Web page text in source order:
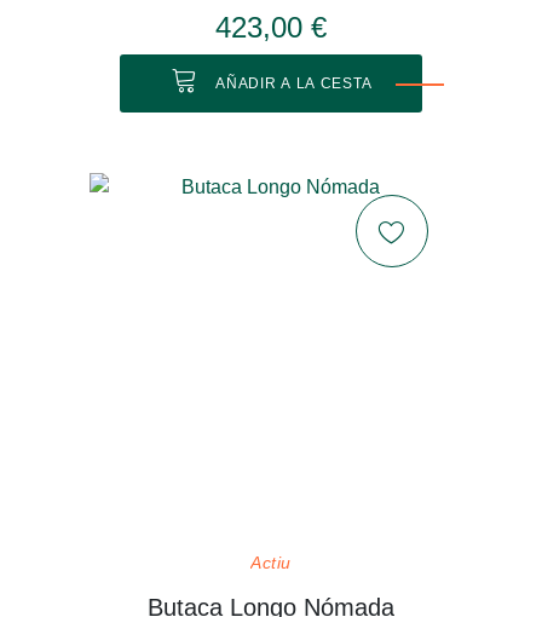
423,00 €
AÑADIR A LA CESTA
Actiu
Butaca Longo Nómada